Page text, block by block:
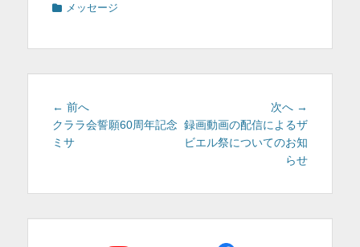
カ メッセージ
投
稿
ナ
シ
← 前へ前
の
クララ会誓願60周年記念
ミサ
次へ →
の
稿:
録画動画の配信によるザ
ビエル祭についてのお知
らせ